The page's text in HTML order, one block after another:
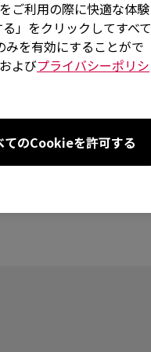
ご利用の際に快適な体験
」をクリックしてすべて
を有効にすることがで
およびプライバシーポリシ
てのCookieを許可する